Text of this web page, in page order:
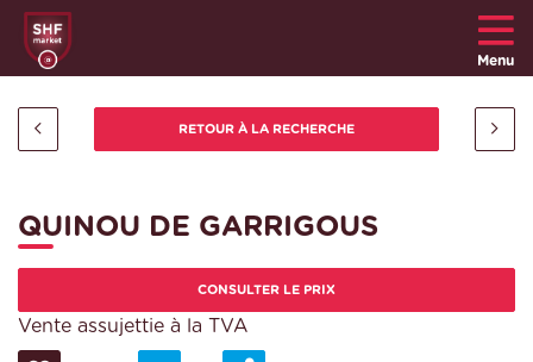
Menu
QUINOU DE GARRIGOUS
CONSULTER LE PRIX
Vente assujettie à la TVA